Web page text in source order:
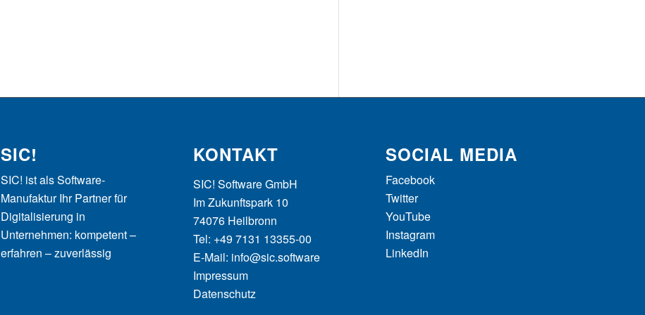
SIC!
SIC! ist als Software-
Manufaktur Ihr Partner für
Digitalisierung in
Unternehmen: kompetent –
erfahren – zuverlässig
KONTAKT
SIC! Software GmbH
Im Zukunftspark 10
74076 Heilbronn
Tel: +49 7131 13355-00
E-Mail: info@sic.software
Impressum
Datenschutz
SOCIAL MEDIA
Facebook
Twitter
YouTube
Instagram
LinkedIn